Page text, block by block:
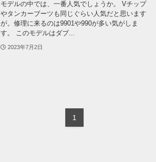
モデルの中では、一番人気でしょうか。 Vチップ
やタンカーブーツも同じぐらい人気だと思います
が。修理に来るのは9901や990が多い気がしま
す。 このモデルはダブ...
2023年7月2日
1